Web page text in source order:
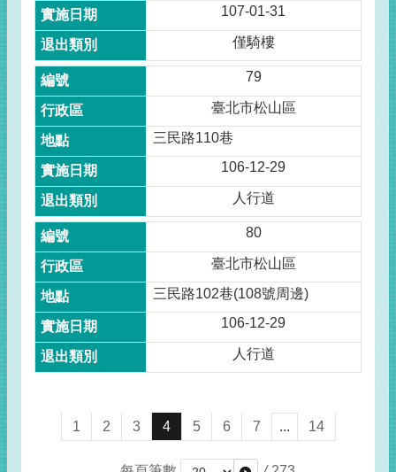
107-01-31
僅騎樓
79
臺北市松山區
三民路110巷
106-12-29
人行道
80
臺北市松山區
三民路102巷(108號周邊)
106-12-29
人行道
1 2 3 4 5 6 7 ... 14